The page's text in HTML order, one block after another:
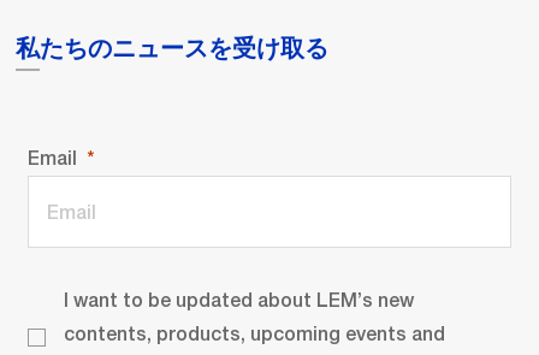
私たちのニュースを受け取る
Email
I want to be updated about LEM’s new
contents, products, upcoming events and